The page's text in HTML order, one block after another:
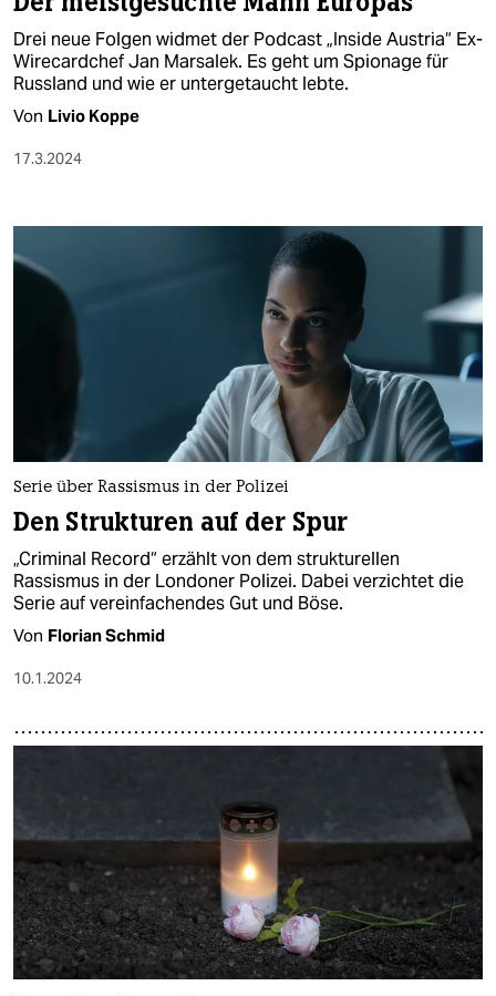
Drei neue Folgen widmet der Podcast „Inside Austria“ Ex-
Wirecardchef Jan Marsalek. Es geht um Spionage für
Russland und wie er untergetaucht lebte.
Von Livio Koppe
17.3.2024
Serie über Rassismus in der Polizei
Den Strukturen auf der Spur
„Criminal Record“ erzählt von dem strukturellen
Rassismus in der Londoner Polizei. Dabei verzichtet die
Serie auf vereinfachendes Gut und Böse.
Von Florian Schmid
10.1.2024